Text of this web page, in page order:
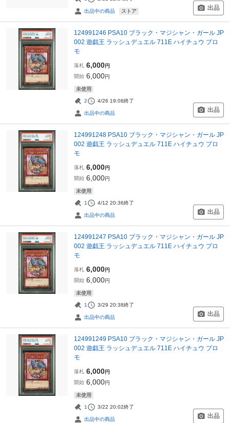
出品中の商品 ストア 出品
124991246 PSA10 ブラック・マジシャン・ガール JP
002 遊戯王 ラッシュデュエル 711E ハイチュウ プロ
モ
落札 6,000円
開始 6,000円
未使用
2 4/26 19:08終了
出品中の商品 出品
124991248 PSA10 ブラック・マジシャン・ガール JP
002 遊戯王 ラッシュデュエル 711E ハイチュウ プロ
モ
落札 6,000円
開始 6,000円
未使用
1 4/12 20:36終了
出品中の商品 出品
124991247 PSA10 ブラック・マジシャン・ガール JP
002 遊戯王 ラッシュデュエル 711E ハイチュウ プロ
モ
落札 6,000円
開始 6,000円
未使用
1 3/29 20:38終了
出品中の商品 出品
124991249 PSA10 ブラック・マジシャン・ガール JP
002 遊戯王 ラッシュデュエル 711E ハイチュウ プロ
モ
落札 6,000円
開始 6,000円
未使用
1 3/22 20:02終了
出品中の商品 出品